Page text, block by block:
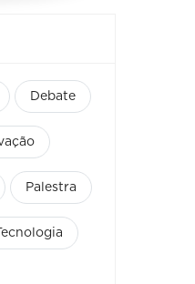
Debate
Palestra